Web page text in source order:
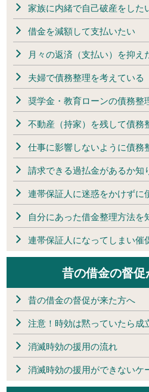
家族に内緒で自己破産をした
借金を減額して支払いたい
月々の返済（支払い）を抑え
夫婦で債務整理を考えている
奨学金・教育ローンの債務整
不動産（持家）を残して債務
仕事に影響しないように債務
請求できる過払金があるか知
連帯保証人に迷惑をかけずに
自分にあった借金整理方法を
連帯保証人になってしまい催
昔の借金の督
昔の借金の督促が来た方へ
注意！時効は黙っていたら成
消滅時効の援用の流れ
消滅時効の援用ができないケ